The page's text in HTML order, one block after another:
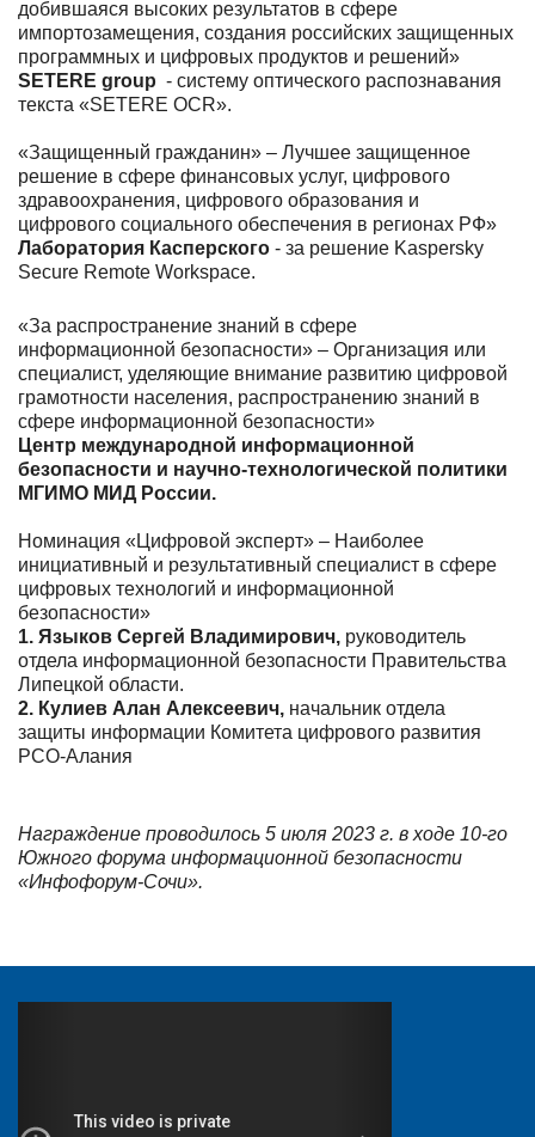
добившаяся высоких результатов в сфере
импортозамещения, создания российских защищенных
программных и цифровых продуктов и решений»
SETERE group - систему оптического распознавания
текста «SETERE OCR».
«Защищенный гражданин» – Лучшее защищенное
решение в сфере финансовых услуг, цифрового
здравоохранения, цифрового образования и
цифрового социального обеспечения в регионах РФ»
Лаборатория Касперского - за решение Kaspersky
Secure Remote Workspace.
«За распространение знаний в сфере
информационной безопасности» – Организация или
специалист, уделяющие внимание развитию цифровой
грамотности населения, распространению знаний в
сфере информационной безопасности»
Центр международной информационной
безопасности и научно-технологической политики
МГИМО МИД России.
Номинация «Цифровой эксперт» – Наиболее
инициативный и результативный специалист в сфере
цифровых технологий и информационной
безопасности»
1. Языков Сергей Владимирович, руководитель
отдела информационной безопасности Правительства
Липецкой области.
2. Кулиев Алан Алексеевич, начальник отдела
защиты информации Комитета цифрового развития
РСО-Алания
Награждение проводилось 5 июля 2023 г. в ходе 10-го
Южного форума информационной безопасности
«Инфофорум-Сочи».